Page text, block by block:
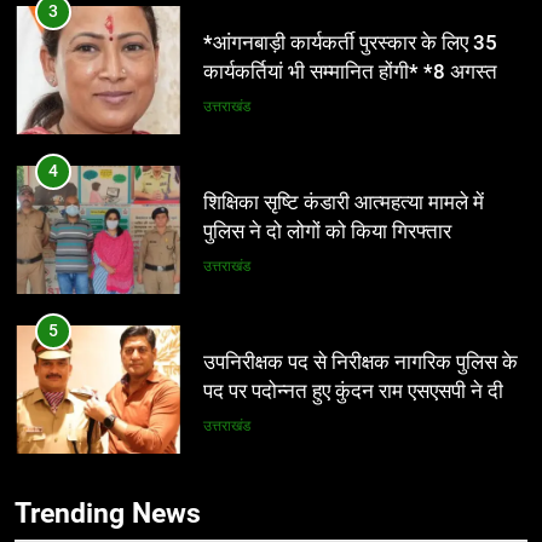
4
शिक्षिका सृष्टि कंडारी आत्महत्या मामले में
पुलिस ने दो लोगों को किया गिरफ्तार
उत्तराखंड
5
उपनिरीक्षक पद से निरीक्षक नागरिक पुलिस के
पद पर पदोन्नत हुए कुंदन राम एसएसपी ने दी
शुभकामनाएं
उत्तराखंड
6
*नंदा की चौकी में 12 घंटे में लौटी रफ्तार, तेज
फैसलों और जवाबदेह शासन ने जीता लोगों का
भरोसा*
उत्तराखंड
Trending News
5
उपनिरीक्षक पद से निरीक्षक नागरिक पुलिस के
पद पर पदोन्नत हुए कुंदन राम एसएसपी ने दी
6